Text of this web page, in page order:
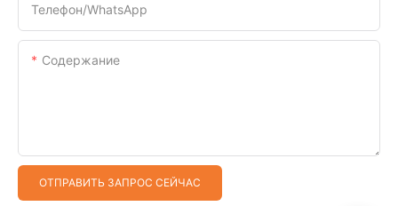
Телефон/WhatsApp
Содержание
ОТПРАВИТЬ ЗАПРОС СЕЙЧАС